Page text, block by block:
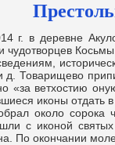
в деревне
чудотворцев
д. Товарищево
«за ветхостию
иконы
около сорока
с иконой
По окончании